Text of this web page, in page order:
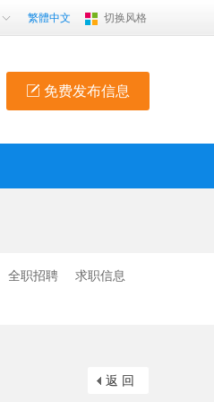
繁體中文 切换风格
免费发布信息
全职招聘
求职信息
返 回